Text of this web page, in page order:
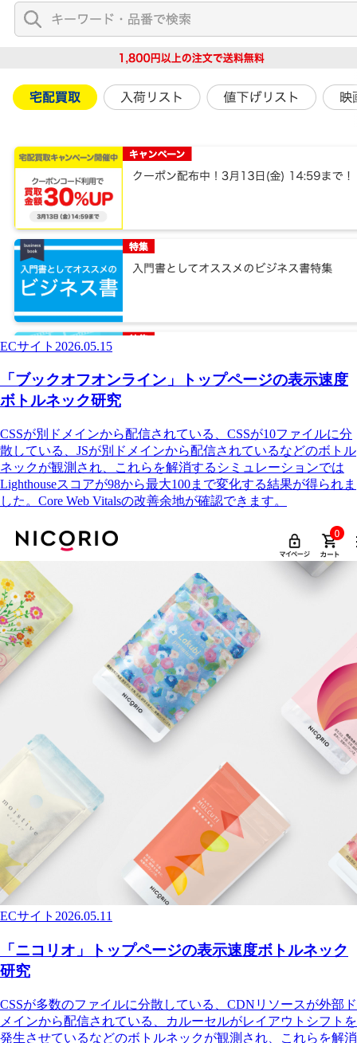
ECサイト 2026.05.15
「ブックオフオンライン」トップページの表示速度
ボトルネック研究
CSSが別ドメインから配信されている、CSSが10ファイルに分
散している、JSが別ドメインから配信されているなどのボトル
ネックが観測され、これらを解消するシミュレーションでは
Lighthouseスコアが98から最大100まで変化する結果が得られま
した。Core Web Vitalsの改善余地が確認できます。
ECサイト 2026.05.11
「ニコリオ」トップページの表示速度ボトルネック
研究
CSSが多数のファイルに分散している、CDNリソースが外部ド
メインから配信されている、カルーセルがレイアウトシフトを
発生させているなどのボトルネックが観測され、これらを解消